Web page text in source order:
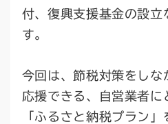
付、復興支援基金の設立
す。
今回は、節税対策をしな
応援できる、自営業者に
「ふるさと納税プラン」